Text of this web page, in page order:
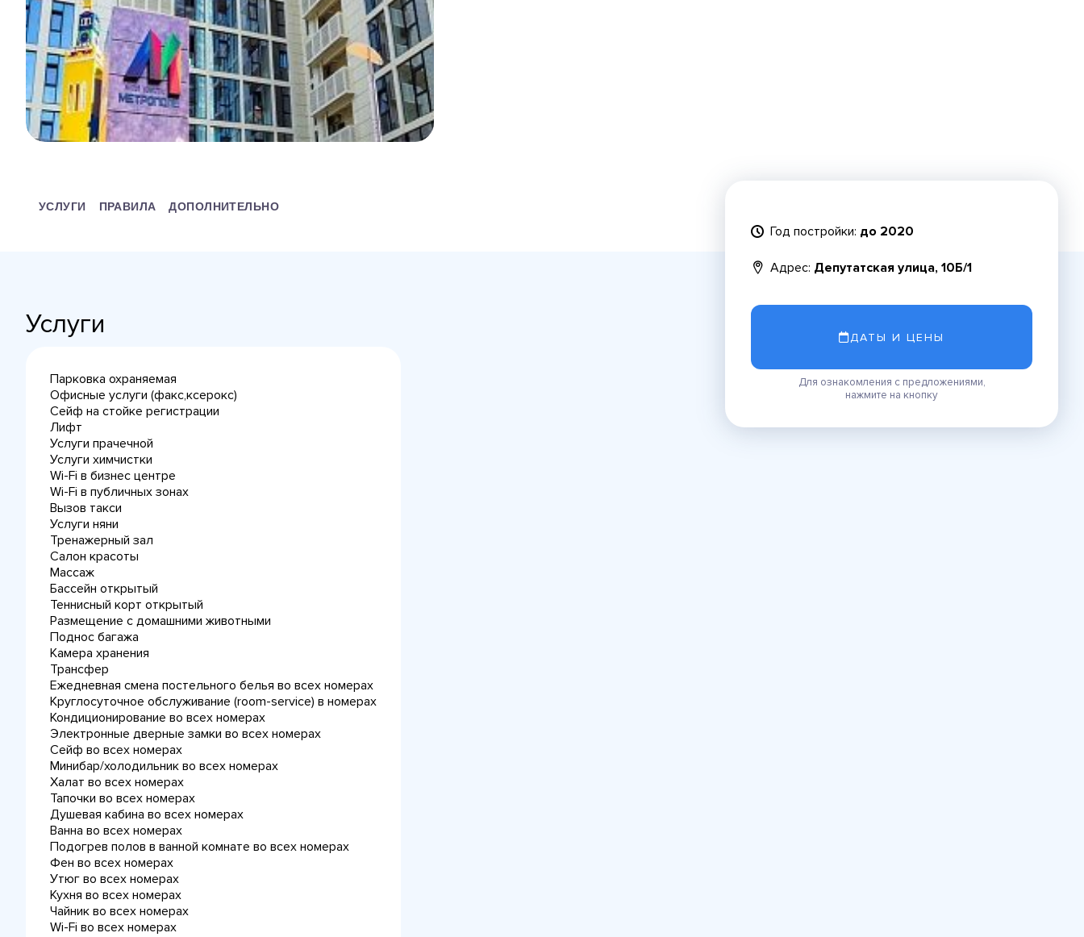
Год постройки: до 2020
Адрес: Депутатская улица, 10Б/1
ДАТЫ И ЦЕНЫ
Для ознакомления с предложениями,
нажмите на кнопку
УСЛУГИ ПРАВИЛА ДОПОЛНИТЕЛЬНО
Услуги
Парковка охраняемая
Офисные услуги (факс,ксерокс)
Сейф на стойке регистрации
Лифт
Услуги прачечной
Услуги химчистки
Wi-Fi в бизнес центре
Wi-Fi в публичных зонах
Вызов такси
Услуги няни
Тренажерный зал
Салон красоты
Массаж
Бассейн открытый
Теннисный корт открытый
Размещение с домашними животными
Поднос багажа
Камера хранения
Трансфер
Ежедневная cмена постельного белья во всех номерах
Круглосуточное обслуживание (room-service) в номерах
Кондиционирование во всех номерах
Электронные дверные замки во всех номерах
Сейф во всех номерах
Минибар/холодильник во всех номерах
Халат во всех номерах
Тапочки во всех номерах
Душевая кабина во всех номерах
Ванна во всех номерах
Подогрев полов в ванной комнате во всех номерах
Фен во всех номерах
Утюг во всех номерах
Кухня во всех номерах
Чайник во всех номерах
Wi-Fi во всех номерах